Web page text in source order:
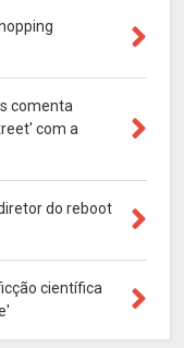
comenta
com a
do reboot
científica